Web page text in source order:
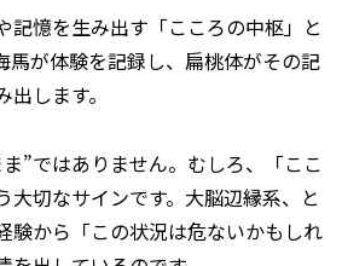
記憶を生み出す「こころの中枢」と
馬が体験を記録し、扁桃体がその記
します。
”ではありません。むしろ、「ここ
大切なサインです。大脳辺縁系、と
験から「この状況は危ないかもしれ